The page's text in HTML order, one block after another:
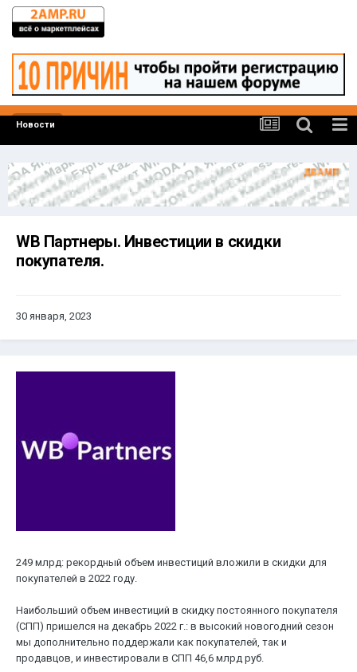
Новости
WB Партнеры. Инвестиции в скидки
покупателя.
30 января, 2023
249 млрд: рекордный объем инвестиций вложили в скидки для
покупателей в 2022 году.
Наибольший объем инвестиций в скидку постоянного покупателя
(СПП) пришелся на декабрь 2022 г.: в высокий новогодний сезон
мы дополнительно поддержали как покупателей, так и
продавцов, и инвестировали в СПП 46,6 млрд руб.